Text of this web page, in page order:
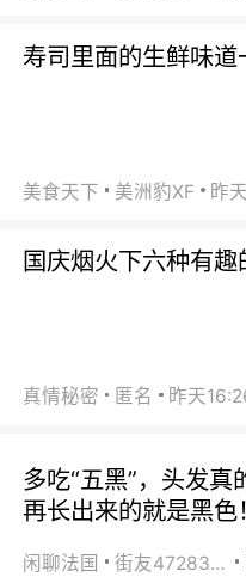
寿司里面的生鲜味道
美食天下 美洲豹XF 昨
国庆烟火下六种有趣
真情秘密 匿名 昨天
多吃“五黑”，头发
再长出来的就是黑
闲聊法国 街友472838572